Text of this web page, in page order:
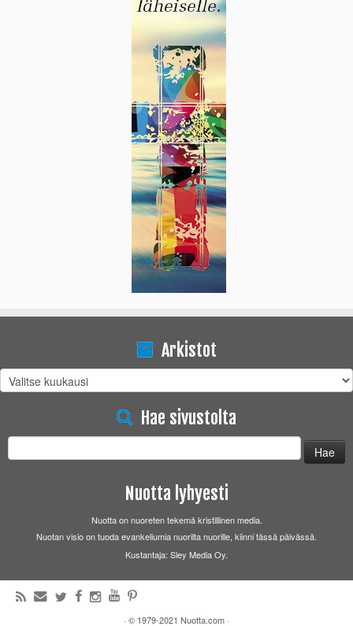
Arkistot
Arkistot
Hae sivustolta
Haku:
Nuotta lyhyesti
Nuotta on nuoreten tekemä kristillinen media.
Nuotan visio on tuoda evankeliumia nuorilta nuorille, kiinni tässä päivässä.
Kustantaja: Sley Media Oy.
· © 1979-2021 Nuotta.com ·